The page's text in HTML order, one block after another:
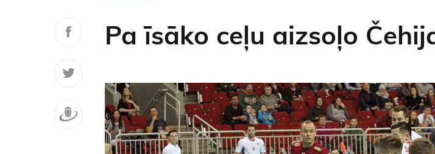
Pa īsāko ceļu aizsoļo